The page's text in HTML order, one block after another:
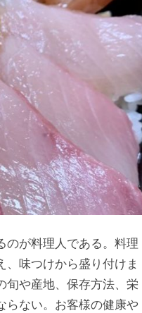
が料理人である。 料理
、味つけから盛り付けま
旬や産地、保存方法、栄
らない。お客様の健康や